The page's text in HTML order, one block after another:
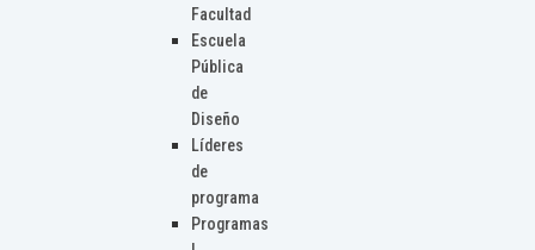
Facultad
Escuela
Pública
de
Diseño
Líderes
de
programa
Programas